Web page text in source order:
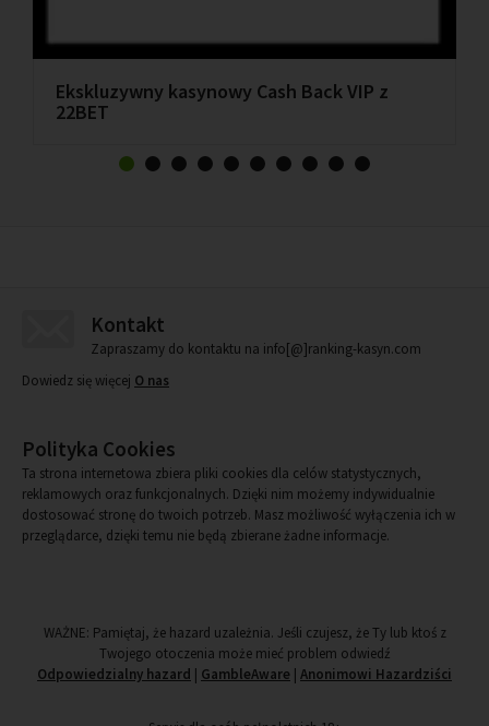
Ekskluzywny kasynowy Cash Back VIP z
22BET
Kontakt
Zapraszamy do kontaktu na info[@]ranking-kasyn.com
Dowiedz się więcej O nas
Polityka Cookies
Ta strona internetowa zbiera pliki cookies dla celów statystycznych,
reklamowych oraz funkcjonalnych. Dzięki nim możemy indywidualnie
dostosować stronę do twoich potrzeb. Masz możliwość wyłączenia ich w
przeglądarce, dzięki temu nie będą zbierane żadne informacje.
WAŻNE: Pamiętaj, że hazard uzależnia. Jeśli czujesz, że Ty lub ktoś z
Twojego otoczenia może mieć problem odwiedź
Odpowiedzialny hazard | GambleAware | Anonimowi Hazardziści